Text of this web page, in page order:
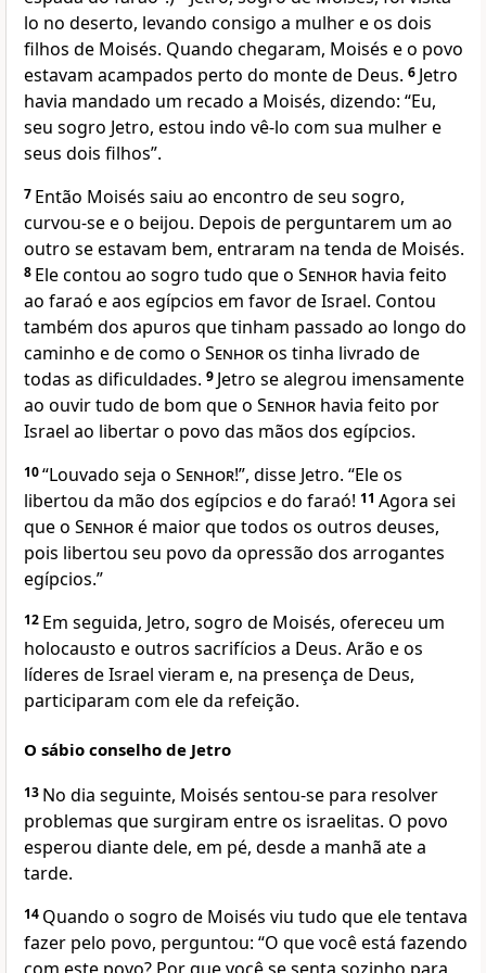
lo no deserto, levando consigo a mulher e os dois
filhos de Moisés. Quando chegaram, Moisés e o povo
estavam acampados perto do monte de Deus. 6 Jetro
havia mandado um recado a Moisés, dizendo: “Eu,
seu sogro Jetro, estou indo vê-lo com sua mulher e
seus dois filhos”.
7 Então Moisés saiu ao encontro de seu sogro,
curvou-se e o beijou. Depois de perguntarem um ao
outro se estavam bem, entraram na tenda de Moisés.
8 Ele contou ao sogro tudo que o Senhor havia feito
ao faraó e aos egípcios em favor de Israel. Contou
também dos apuros que tinham passado ao longo do
caminho e de como o Senhoros tinha livrado de
todas as dificuldades. 9 Jetro se alegrou imensamente
ao ouvir tudo de bom que o Senhor havia feito por
Israel ao libertar o povo das mãos dos egípcios.
10“Louvado seja o Senhor!”, disse Jetro. “Ele os
libertou da mão dos egípcios e do faraó! 11 Agora sei
que o Senhoré maior que todos os outros deuses,
pois libertou seu povo da opressão dos arrogantes
egípcios.”
12 Em seguida, Jetro, sogro de Moisés, ofereceu um
holocausto e outros sacrifícios a Deus. Arão e os
líderes de Israel vieram e, na presença de Deus,
participaram com ele da refeição.
O sábio conselho de Jetro
13 No dia seguinte, Moisés sentou-se para resolver
problemas que surgiram entre os israelitas. O povo
esperou diante dele, em pé, desde a manhã ate a
tarde.
14 Quando o sogro de Moisés viu tudo que ele tentava
fazer pelo povo, perguntou: “O que você está fazendo